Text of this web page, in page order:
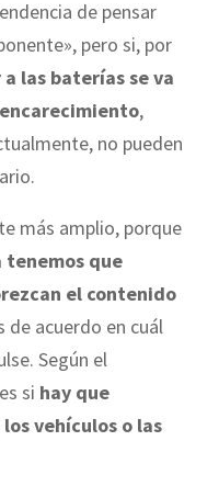
de pensar
pero si, por
las baterías se va
,
no pueden
más amplio, porque
tenemos que
el contenido
acuerdo en cuál
Según el
si hay que
vehículos o las